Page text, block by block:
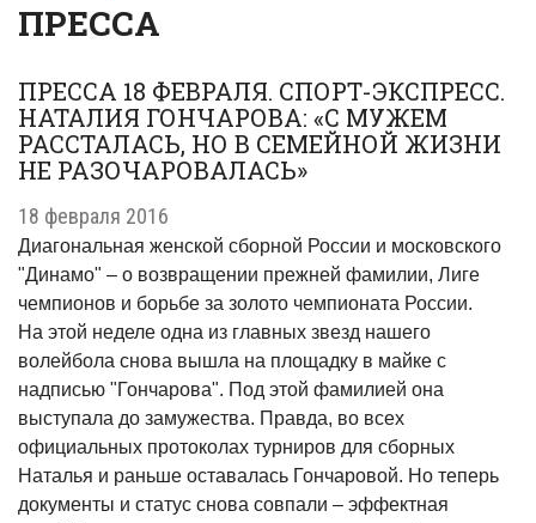
ПРЕССА
ПРЕССА 18 ФЕВРАЛЯ. СПОРТ-ЭКСПРЕСС.
НАТАЛИЯ ГОНЧАРОВА: «С МУЖЕМ
РАССТАЛАСЬ, НО В СЕМЕЙНОЙ ЖИЗНИ
НЕ РАЗОЧАРОВАЛАСЬ»
18 февраля 2016
Диагональная женской сборной России и московского
"Динамо" – о возвращении прежней фамилии, Лиге
чемпионов и борьбе за золото чемпионата России.
На этой неделе одна из главных звезд нашего
волейбола снова вышла на площадку в майке с
надписью "Гончарова". Под этой фамилией она
выступала до замужества. Правда, во всех
официальных протоколах турниров для сборных
Наталья и раньше оставалась Гончаровой. Но теперь
документы и статус снова совпали – эффектная